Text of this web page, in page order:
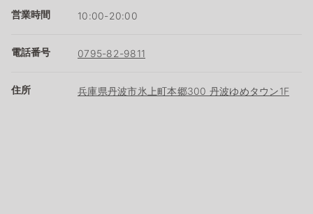
営業時間 10:00-20:00
電話番号 0795-82-9811
住所 兵庫県丹波市氷上町本郷300 丹波ゆめタウン1F